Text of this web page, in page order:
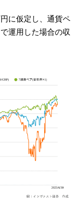
に仮定し、通貨ペ
運用した場合の収